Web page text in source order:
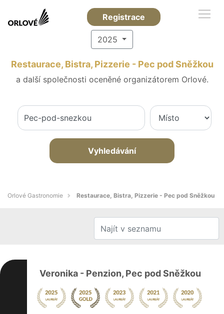
Registrace
2025
Restaurace, Bistra, Pizzerie - Pec pod Sněžkou
a další společnosti oceněné organizátorem Orlové.
Vyhledávání
Orlové Gastronomie Restaurace, Bistra, Pizzerie - Pec pod Sněžkou
Veronika - Penzion, Pec pod Sněžkou